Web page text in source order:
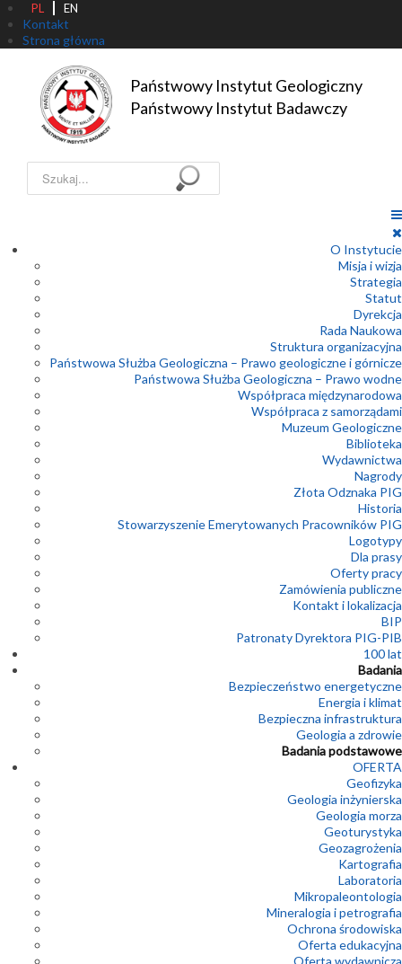
PL EN
Kontakt
Strona główna
Państwowy Instytut Geologiczny
Państwowy Instytut Badawczy
Szukaj...
O Instytucie
Misja i wizja
Strategia
Statut
Dyrekcja
Rada Naukowa
Struktura organizacyjna
Państwowa Służba Geologiczna – Prawo geologiczne i górnicze
Państwowa Służba Geologiczna – Prawo wodne
Współpraca międzynarodowa
Współpraca z samorządami
Muzeum Geologiczne
Biblioteka
Wydawnictwa
Nagrody
Złota Odznaka PIG
Historia
Stowarzyszenie Emerytowanych Pracowników PIG
Logotypy
Dla prasy
Oferty pracy
Zamówienia publiczne
Kontakt i lokalizacja
BIP
Patronaty Dyrektora PIG-PIB
100 lat
Badania
Bezpieczeństwo energetyczne
Energia i klimat
Bezpieczna infrastruktura
Geologia a zdrowie
Badania podstawowe
OFERTA
Geofizyka
Geologia inżynierska
Geologia morza
Geoturystyka
Geozagrożenia
Kartografia
Laboratoria
Mikropaleontologia
Mineralogia i petrografia
Ochrona środowiska
Oferta edukacyjna